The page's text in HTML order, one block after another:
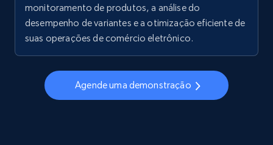
more.
5.6K+ 875+ Comece agora
Walmart - products - Discover products by
monitoramento de produtos, a análise do
desempenho de variantes e a otimização eficiente de
suas operações de comércio eletrônico.
Agende uma demonstração